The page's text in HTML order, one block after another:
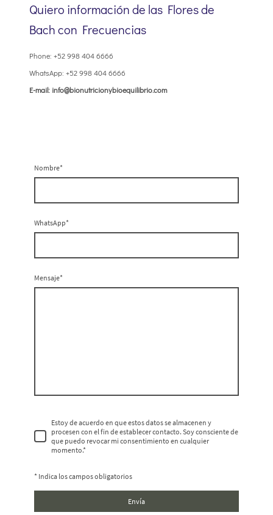
Quiero información de las Flores de
Bach con Frecuencias
Phone: +52 998 404 6666
WhatsApp: +52 998 404 6666
E-mail: info@bionutricionybioequilibrio.com
Nombre*
WhatsApp*
Mensaje*
Estoy de acuerdo en que estos datos se almacenen y
procesen con el fin de establecer contacto. Soy consciente de
que puedo revocar mi consentimiento en cualquier
momento.*
* Indica los campos obligatorios
Envía